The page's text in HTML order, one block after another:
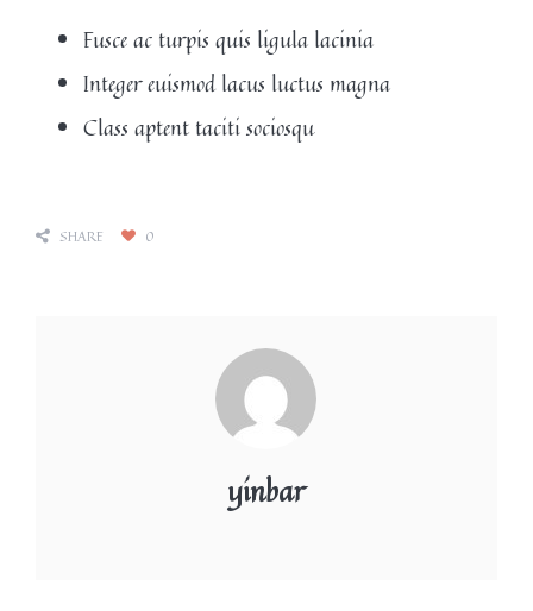
Fusce ac turpis quis ligula lacinia
Integer euismod lacus luctus magna
Class aptent taciti sociosqu
SHARE 0
yinbar